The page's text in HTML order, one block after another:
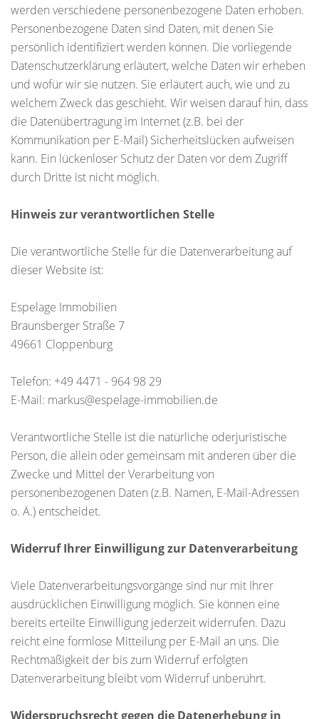
werden verschiedene personenbezogene Daten erhoben.
Personenbezogene Daten sind Daten, mit denen Sie
persönlich identifiziert werden können. Die vorliegende
Datenschutzerklärung erläutert, welche Daten wir erheben
und wofür wir sie nutzen. Sie erläutert auch, wie und zu
welchem Zweck das geschieht. Wir weisen darauf hin, dass
die Datenübertragung im Internet (z.B. bei der
Kommunikation per E-Mail) Sicherheitslücken aufweisen
kann. Ein lückenloser Schutz der Daten vor dem Zugriff
durch Dritte ist nicht möglich.
Hinweis zur verantwortlichen Stelle
Die verantwortliche Stelle für die Datenverarbeitung auf
dieser Website ist:
Espelage Immobilien
Braunsberger Straße 7
49661 Cloppenburg
Telefon: +49 4471 - 964 98 29
E-Mail: markus@espelage-immobilien.de
Verantwortliche Stelle ist die natürliche oderjuristische
Person, die allein oder gemeinsam mit anderen über die
Zwecke und Mittel der Verarbeitung von
personenbezogenen Daten (z.B. Namen, E-Mail-Adressen
o. Ä.) entscheidet.
Widerruf Ihrer Einwilligung zur Datenverarbeitung
Viele Datenverarbeitungsvorgänge sind nur mit Ihrer
ausdrücklichen Einwilligung möglich. Sie können eine
bereits erteilte Einwilligung jederzeit widerrufen. Dazu
reicht eine formlose Mitteilung per E-Mail an uns. Die
Rechtmäßigkeit der bis zum Widerruf erfolgten
Datenverarbeitung bleibt vom Widerruf unberührt.
Widerspruchsrecht gegen die Datenerhebung in